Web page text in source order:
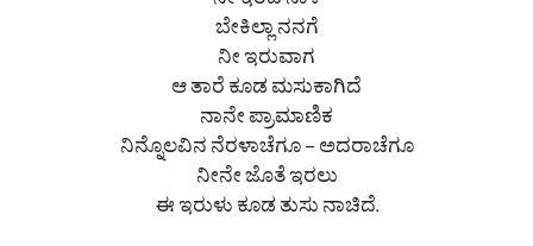
ಬೇಕಿಲ್ಲಾ ನನಗೆ
ನೀ ಇರುವಾಗ
ಆ ತಾರೆ ಕೂಡ ಮಸುಕಾಗಿದೆ
ನಾನೇ ಪ್ರಾಮಾಣಿಕ
ನಿನ್ನೊಲವಿನ ನೆರಳಾಚೆಗೂ – ಅದರಾಚೆಗೂ
ನೀನೇ ಜೊತೆ ಇರಲು
ಈ ಇರುಳು ಕೂಡ ತುಸು ನಾಚಿದೆ.